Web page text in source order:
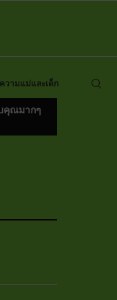
วามแม่และเด็ก
คุณมากๆ